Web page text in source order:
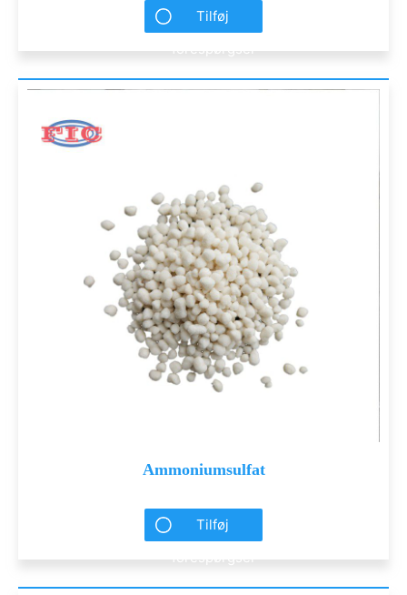
Tilføj
forespørgsel
Ammoniumsulfat
Tilføj
forespørgsel